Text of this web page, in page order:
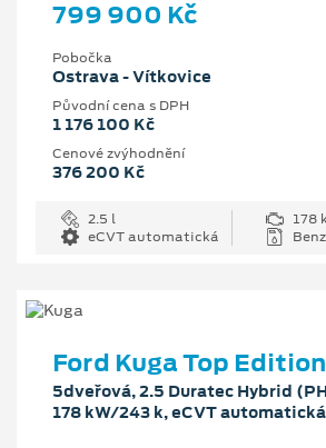
799 900 Kč
Pobočka
Ostrava - Vítkovice
Původní cena s DPH
1 176 100 Kč
Cenové zvýhodnění
376 200 Kč
2.5 l
178
eCVT automatická
Ford Kuga Top Edition
5dveřová, 2.5 Duratec Hybrid
178 kW/243 k, eCVT automatická